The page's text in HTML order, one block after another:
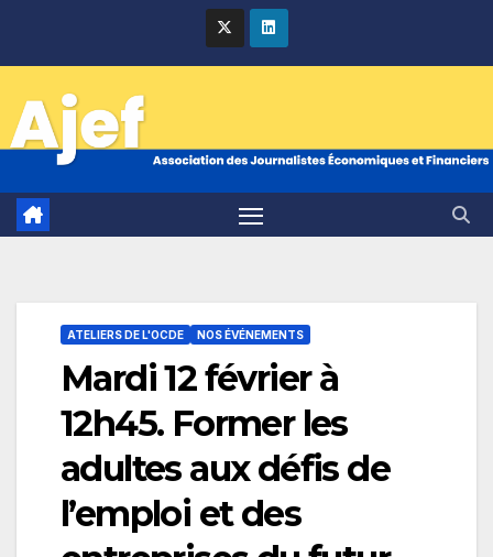
ATELIERS DE L'OCDE NOS ÉVÉNEMENTS
Mardi 12 février à
12h45. Former les
adultes aux défis de
l’emploi et des